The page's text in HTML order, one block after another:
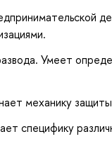
Умеет
механику
специфику